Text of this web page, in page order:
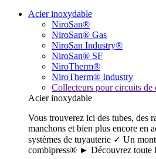
Acier inoxydable
NiroSan®
NiroSan® Gas
NiroSan Industry®
NiroSan® SF
NiroTherm®
NiroTherm® Industry
Collecteurs pour circuits de
Acier inoxydable
Vous trouverez ici des tubes, des
manchons et bien plus encore en
systèmes de tuyauterie ✓ Un
combipress® ► Découvrez